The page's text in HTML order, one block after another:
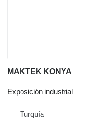
MAKTEK KONYA
Exposición industrial
Turquía